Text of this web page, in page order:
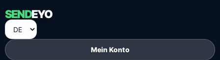
SENDEYO
Mein Konto